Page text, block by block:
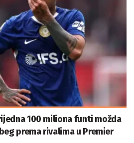
100 miliona funti možda
prema rivalima u Premier